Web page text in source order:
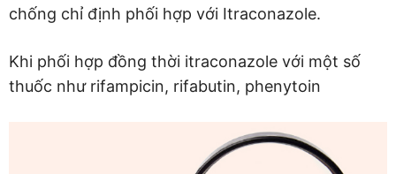
chống chỉ định phối hợp với Itraconazole.
Khi phối hợp đồng thời itraconazole với một số
thuốc như rifampicin, rifabutin, phenytoin